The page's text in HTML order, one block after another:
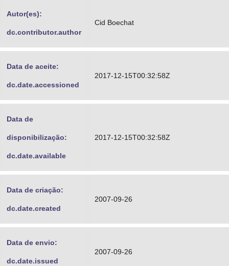
Banco Central do Brasil
Autor(es):
dc.contributor.author
Cid Boechat
Data de aceite:
dc.date.accessioned
2017-12-15T00:32:58Z
Data de
disponibilização:
dc.date.available
2017-12-15T00:32:58Z
Data de criação:
dc.date.created
2007-09-26
Data de envio:
dc.date.issued
2007-09-26